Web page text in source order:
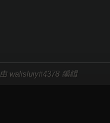
walisluiy#4378 編緝